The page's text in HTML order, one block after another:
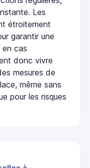
Les
étroitement
garantir une
cas
donc vivre
mesures de
même sans
pour les risques